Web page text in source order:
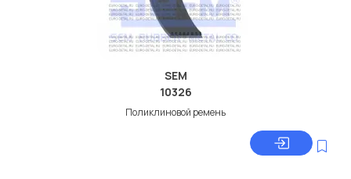
SEM
10326
Поликлиновой ремень